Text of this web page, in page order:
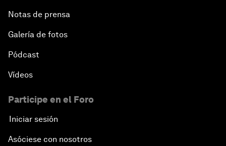
Notas de prensa
Galería de fotos
Pódcast
Vídeos
Participe en el Foro
Iniciar sesión
Asóciese con nosotros